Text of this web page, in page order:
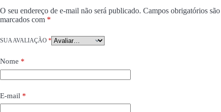
O seu endereço de e-mail não será publicado. Campos obrigatórios são
marcados com *
SUA AVALIAÇÃO *
Nome *
E-mail *